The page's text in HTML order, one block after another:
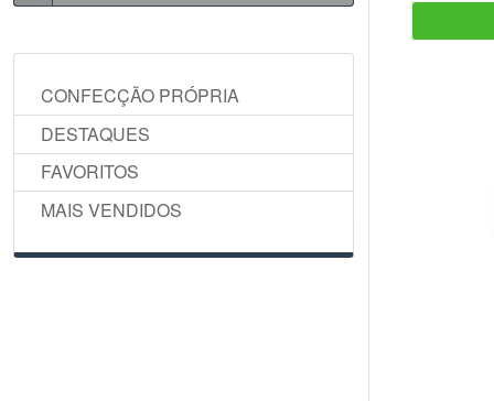
CONFECÇÃO PRÓPRIA
DESTAQUES
FAVORITOS
MAIS VENDIDOS